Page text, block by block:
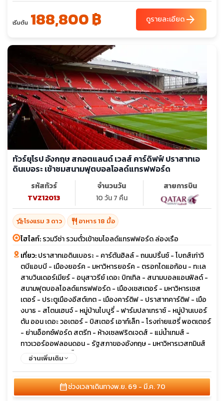
เริ่มต้น 188,800 ฿ ดูรายละเอียดarrow_forward
ทัวร์ยุโรป อังกฤษ สกอตแลนด์ เวลส์ คาร์ดิฟฟ์ ปราสาทเอ
ดินเบอระ เข้าชมสนามฟุตบอลโอลด์แทรฟฟอร์ด
รหัสทัวร์
TVZ12013
จำนวนวัน
10 วัน 7 คืน
สายการบิน
hotel_classโรงแรม 3 ดาว restaurant อาหาร 18 มื้อ
ไฮไลท์:รวมวีซ่า รวมตั๋วเข้าชมโอลด์แทรฟฟอร์ด ล่องเรือ
เที่ยว:ปราสาทเอดินเบอระ - คาร์ตันฮิลล์ - ถนนปริ้นซ์ - โบถส์เก่าวิ
ตบีแอบบี - เมืองยอร์ค - มหาวิหารยอร์ค - ตรอกไดแอก้อน - ทะเล
สาบวินเดอร์เมียร์ - อนุสาวรีย์ เดอะ บิทเทิล - สนามบอลแอนฟิลด์ -
สนามฟุตบอลโอลด์แทรฟฟอร์ด - เมืองเชสเตอร์ - มหาวิหารเชส
เตอร์ - ประตูเมืองอีสต์เกต - เมืองคาร์ดิฟ - ปราสาทคาร์ดิฟ - เมือ
งบาธ - สโตนเฮนจ์ - หมู่บ้านไบบูรี่ - ฟาร์มปลาเทราซ์ - หมู่บ้านเบอร์
ตัน ออน เดอะ วอเตอร์ - บิสเตอร์ เอาท์เล็ท - โรงถ่ายแฮรี่ พอตเตอร์
- ย่านอ็อกซ์ฟอร์ด สตรีท - ห้างเซลฟริดเจดส์ - แม่น้ำเทมส์ -
ทาวเวอร์ออฟลอนดอน - รัฐสภาของอังกฤษ - มหาวิหารเวสทมินส์
เตอร์ - หอนาฬิกาบิ๊กเบน - จัตุรัสทราฟัลการ์ - มหาวิหารเซนต์พอลส์
อ่านเพิ่มเติม
calendar_monthช่วงเวลาเดินทางพ.ย. 69 - มี.ค. 70